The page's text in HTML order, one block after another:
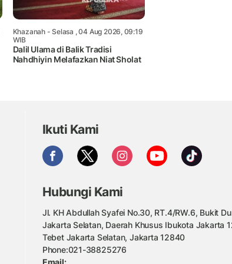
Khazanah- Selasa , 04 Aug 2026, 09:19
WIB
Dalil Ulama di Balik Tradisi
Nahdhiyin Melafazkan Niat Sholat
Ikuti Kami
Hubungi Kami
Jl. KH Abdullah Syafei No.30, RT.4/RW.6, Bukit
Jakarta Selatan, Daerah Khusus Ibukota Jakarta
Tebet Jakarta Selatan, Jakarta 12840
Phone:021-38825276
Email: